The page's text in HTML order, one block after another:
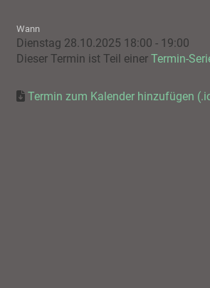
Wann
Dienstag 28.10.2025 18:00 - 19:00
Dieser Termin ist Teil einer Termin-
Termin zum Kalender hinzufügen